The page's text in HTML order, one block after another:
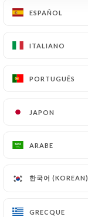
ESPAÑOL
ITALIANO
PORTUGUÊS
JAPON
ARABE
한국어 (KOREAN)
GRECQUE
ESPAÑOL
ITALIANO
PORTUGUÊS
JAPON
ARABE
한국어 (KOREAN)
GRECQUE